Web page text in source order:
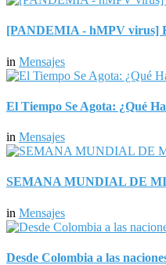
[PANDEMIA - hMPV virus]
in Mensajes
El Tiempo Se Agota: ¿Qué
in Mensajes
SEMANA MUNDIAL DE
in Mensajes
Desde Colombia a las